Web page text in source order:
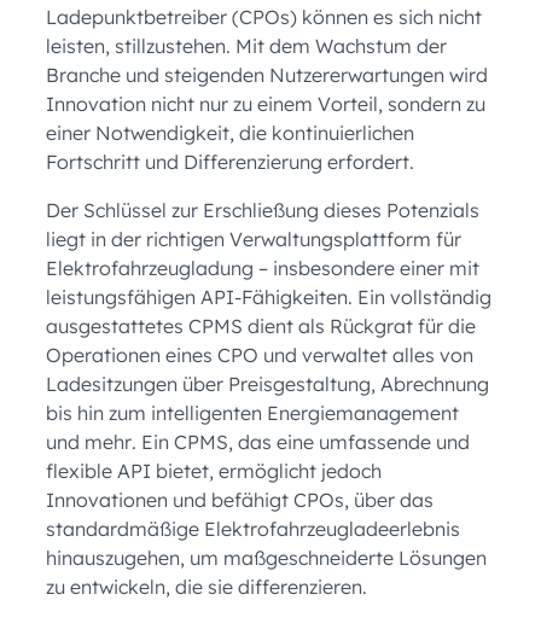
Ladepunktbetreiber (CPOs) können es sich nicht
leisten, stillzustehen. Mit dem Wachstum der
Branche und steigenden Nutzererwartungen wird
Innovation nicht nur zu einem Vorteil, sondern zu
einer Notwendigkeit, die kontinuierlichen
Fortschritt und Differenzierung erfordert.
Der Schlüssel zur Erschließung dieses Potenzials
liegt in der richtigen Verwaltungsplattform für
Elektrofahrzeugladung – insbesondere einer mit
leistungsfähigen API-Fähigkeiten. Ein vollständig
ausgestattetes CPMS dient als Rückgrat für die
Operationen eines CPO und verwaltet alles von
Ladesitzungen über Preisgestaltung, Abrechnung
bis hin zum intelligenten Energiemanagement
und mehr. Ein CPMS, das eine umfassende und
flexible API bietet, ermöglicht jedoch
Innovationen und befähigt CPOs, über das
standardmäßige Elektrofahrzeugladeerlebnis
hinauszugehen, um maßgeschneiderte Lösungen
zu entwickeln, die sie differenzieren.